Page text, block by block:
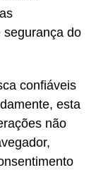
segurança do
confiáveis
esta
não